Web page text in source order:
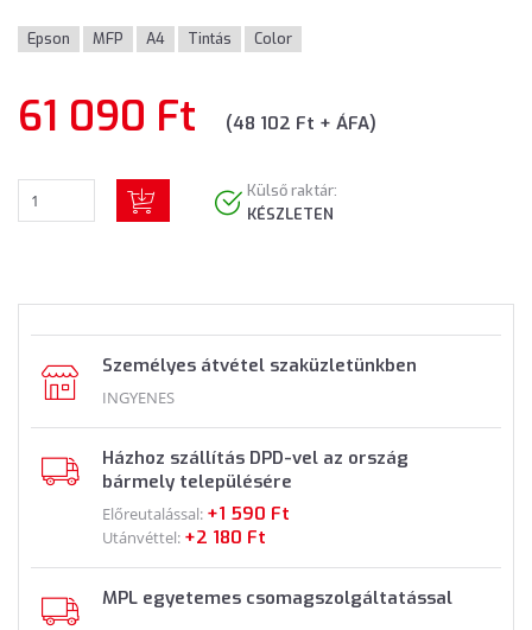
Epson MFP A4 Tintás Color
61 090 Ft (48 102 Ft + ÁFA)
Külső raktár:
KÉSZLETEN
Személyes átvétel szaküzletünkben
INGYENES
Házhoz szállítás DPD-vel az ország
bármely településére
Előreutalással: +1 590 Ft
Utánvéttel: +2 180 Ft
MPL egyetemes csomagszolgáltatással